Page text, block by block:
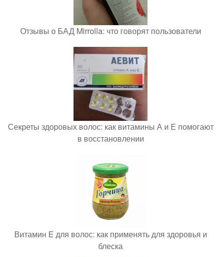
Отзывы о БАД Mirrolla: что говорят пользователи
Секреты здоровых волос: как витамины А и Е помогают
в восстановлении
Витамин E для волос: как применять для здоровья и
блеска